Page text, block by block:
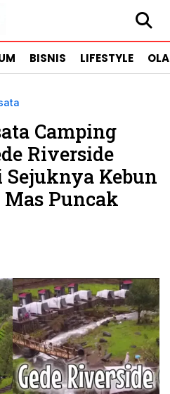
BISNIS LIFESTYLE
Camping
Riverside
Kebun
Puncak